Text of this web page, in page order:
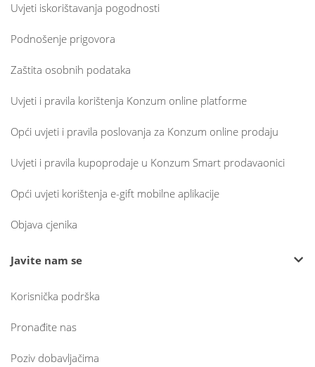
Uvjeti iskorištavanja pogodnosti
Podnošenje prigovora
Zaštita osobnih podataka
Uvjeti i pravila korištenja Konzum online platforme
Opći uvjeti i pravila poslovanja za Konzum online prodaju
Uvjeti i pravila kupoprodaje u Konzum Smart prodavaonici
Opći uvjeti korištenja e-gift mobilne aplikacije
Objava cjenika
Javite nam se
Korisnička podrška
Pronađite nas
Poziv dobavljačima